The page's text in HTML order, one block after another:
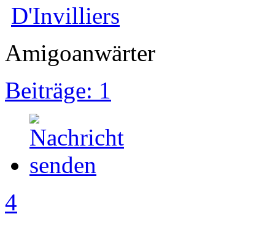
D'Invilliers
Amigoanwärter
Beiträge: 1
4